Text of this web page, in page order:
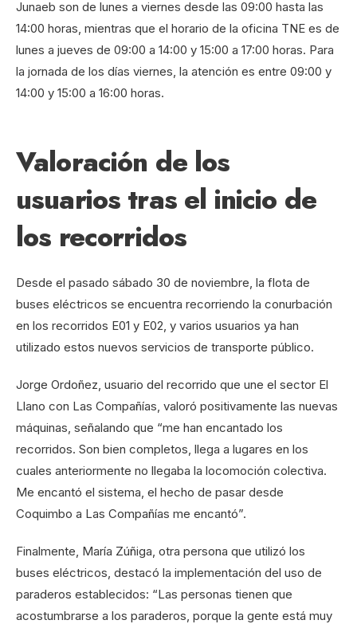
Junaeb son de lunes a viernes desde las 09:00 hasta las
14:00 horas, mientras que el horario de la oficina TNE es de
lunes a jueves de 09:00 a 14:00 y 15:00 a 17:00 horas. Para
la jornada de los días viernes, la atención es entre 09:00 y
14:00 y 15:00 a 16:00 horas.
Valoración de los
usuarios tras el inicio de
los recorridos
Desde el pasado sábado 30 de noviembre, la flota de
buses eléctricos se encuentra recorriendo la conurbación
en los recorridos E01 y E02, y varios usuarios ya han
utilizado estos nuevos servicios de transporte público.
Jorge Ordoñez, usuario del recorrido que une el sector El
Llano con Las Compañías, valoró positivamente las nuevas
máquinas, señalando que “me han encantado los
recorridos. Son bien completos, llega a lugares en los
cuales anteriormente no llegaba la locomoción colectiva.
Me encantó el sistema, el hecho de pasar desde
Coquimbo a Las Compañías me encantó”.
Finalmente, María Zúñiga, otra persona que utilizó los
buses eléctricos, destacó la implementación del uso de
paraderos establecidos: “Las personas tienen que
acostumbrarse a los paraderos, porque la gente está muy